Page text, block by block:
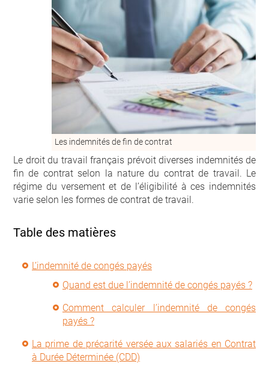
Les indemnités de fin de contrat
Le droit du travail français prévoit diverses indemnités de
fin de contrat selon la nature du contrat de travail. Le
régime du versement et de l’éligibilité à ces indemnités
varie selon les formes de contrat de travail.
Table des matières
L’indemnité de congés payés
Quand est due l’indemnité de congés payés ?
Comment calculer l’indemnité de congés
payés ?
La prime de précarité versée aux salariés en Contrat
à Durée Déterminée (CDD)